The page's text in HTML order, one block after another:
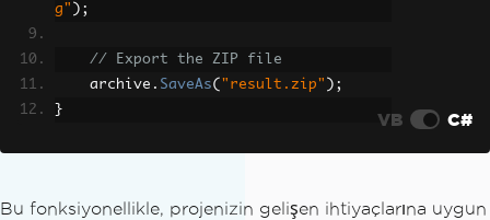
g" );
// Export the ZIP file
    archive
. SaveAs( "result.zip" );
}
VB C#
Bu fonksiyonellikle, projenizin gelişen ihtiyaçlarına uygun